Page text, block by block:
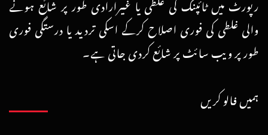
والی غلطی کی فوری اصلاح کرکے اسکی تردید یا درستگی فوری
طور پر ویب سائٹ پر شائع کردی جاتی ہے۔
ہمیں فالو کریں